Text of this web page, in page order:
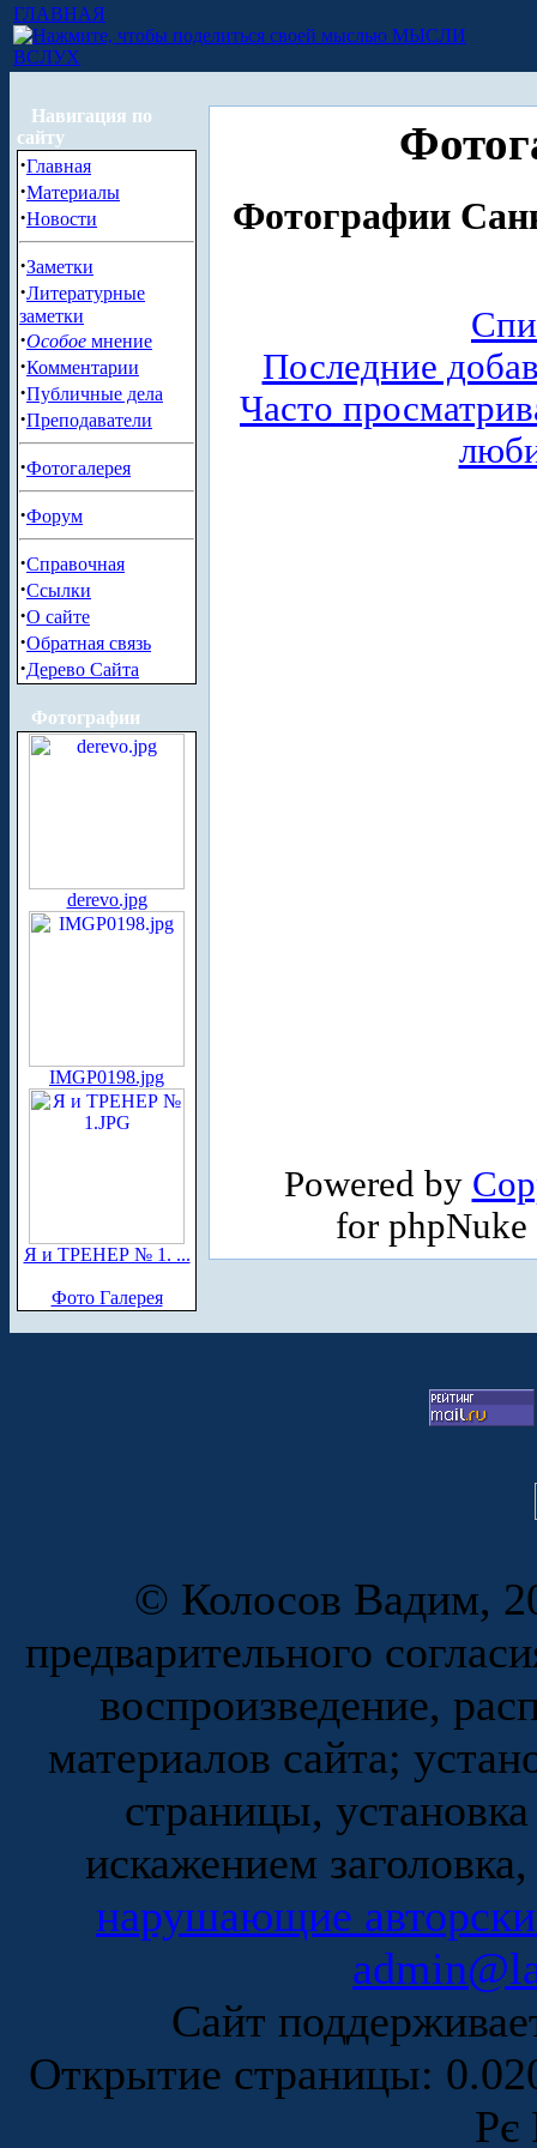
ГЛАВНАЯ
МЫСЛИ
ВСЛУХ
Навигация по
сайту
·Главная
·Материалы
·Новости
·Заметки
·Литературные
заметки
·Особое мнение
·Комментарии
·Публичные дела
·Преподаватели
·Фотогалерея
·Форум
·Справочная
·Ссылки
·О сайте
·Обратная связь
·Дерево Сайта
Фотографии
derevo.jpg
IMGP0198.jpg
Я и ТРЕНЕР № 1. ...
Фото Галерея
Фотографии
Последние
Часто
Powered by
for
© Колосов Вадим,
предварительного
воспроизведение,
материалов сайта;
страницы,
искажением
нарушающие
Сайт
Открытие страницы:
Рє